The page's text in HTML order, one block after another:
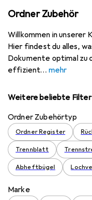
Ordner Zubehör
Willkommen in unserer
Hier findest du alles,
Dokumente optimal zu
effizient
mehr
Weitere beliebte Filter
Ordner Zubehörtyp
Ordner Register
Trennblatt
Abheftbügel
Marke